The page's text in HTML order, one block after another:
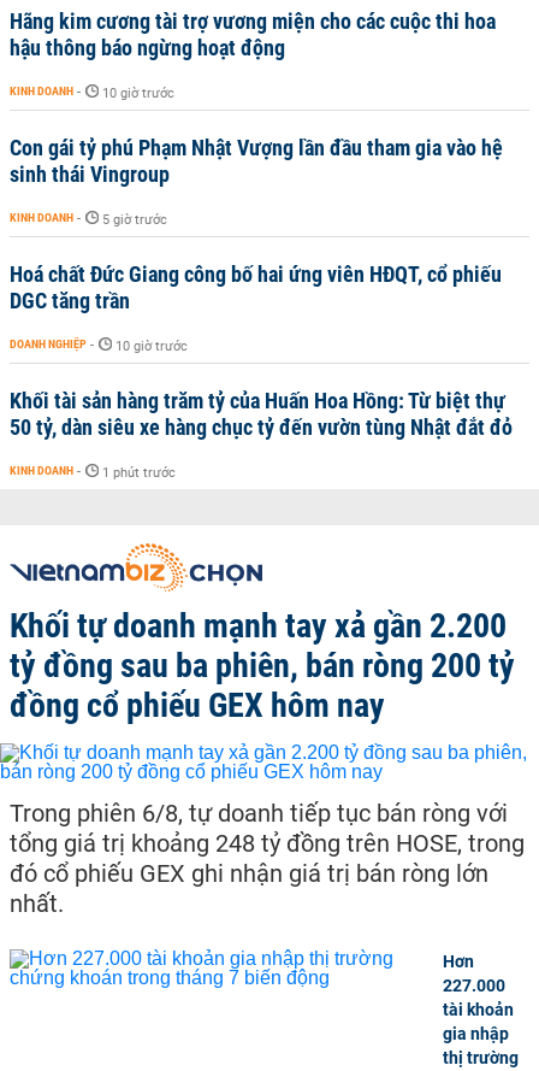
Hãng kim cương tài trợ vương miện cho các cuộc thi hoa
hậu thông báo ngừng hoạt động
KINH DOANH - 10 giờ trước
Con gái tỷ phú Phạm Nhật Vượng lần đầu tham gia vào hệ
sinh thái Vingroup
KINH DOANH - 5 giờ trước
Hoá chất Đức Giang công bố hai ứng viên HĐQT, cổ phiếu
DGC tăng trần
DOANH NGHIỆP - 10 giờ trước
Khối tài sản hàng trăm tỷ của Huấn Hoa Hồng: Từ biệt thự
50 tỷ, dàn siêu xe hàng chục tỷ đến vườn tùng Nhật đắt đỏ
KINH DOANH - 1 phút trước
Khối tự doanh mạnh tay xả gần 2.200
tỷ đồng sau ba phiên, bán ròng 200 tỷ
đồng cổ phiếu GEX hôm nay
Trong phiên 6/8, tự doanh tiếp tục bán ròng với
tổng giá trị khoảng 248 tỷ đồng trên HOSE, trong
đó cổ phiếu GEX ghi nhận giá trị bán ròng lớn
nhất.
Hơn
227.000
tài khoản
gia nhập
thị trường